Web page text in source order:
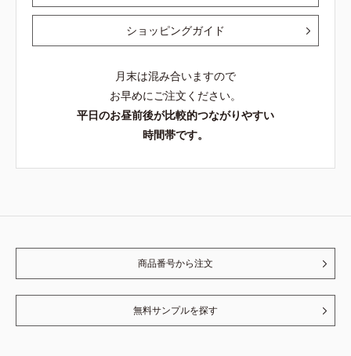
ショッピングガイド
月末は混み合いますので
お早めにご注文ください。
平日のお昼前後が比較的つながりやすい
時間帯です。
商品番号から注文
無料サンプルを探す